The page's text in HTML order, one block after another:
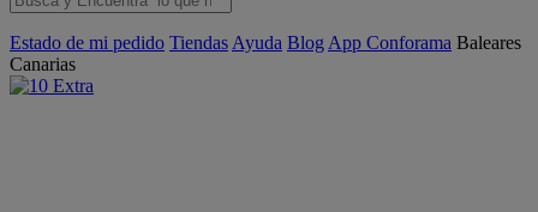
Estado de mi pedido Tiendas Ayuda Blog App Conforama Baleares
Canarias